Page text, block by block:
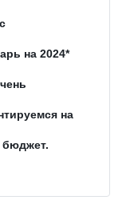
на 2024*
на
бюджет.